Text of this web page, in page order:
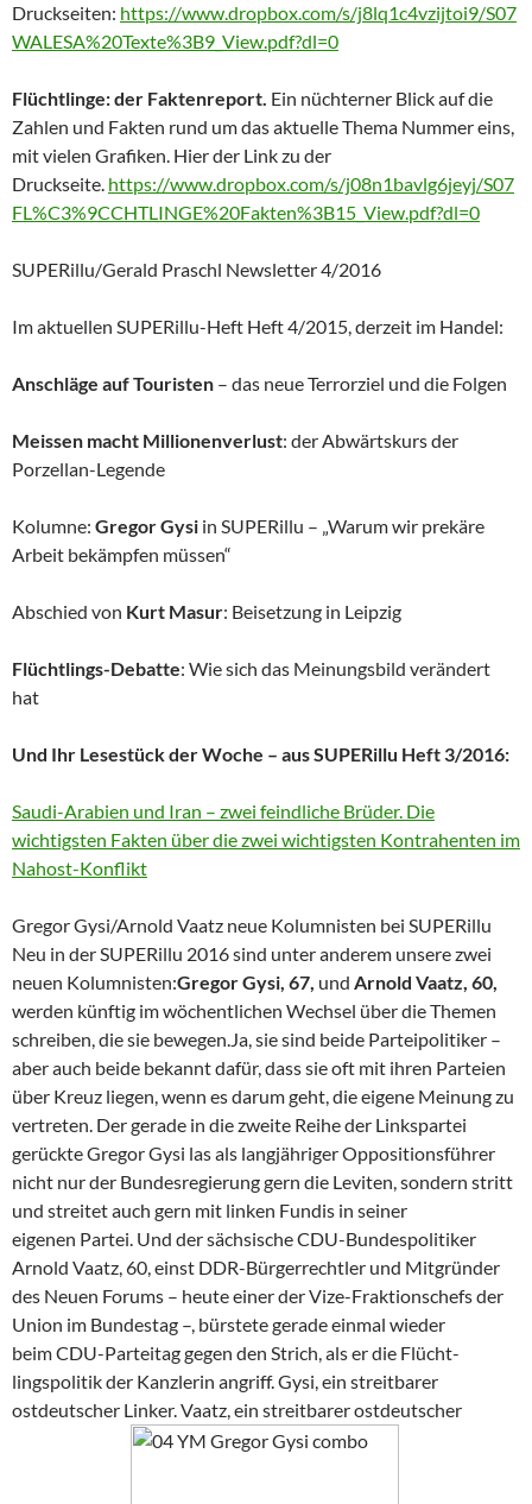
Druckseiten: https://www.dropbox.com/s/j8lq1c4vzijtoi9/S07
WALESA%20Texte%3B9_View.pdf?dl=0
Flüchtlinge: der Faktenreport. Ein nüchterner Blick auf die
Zahlen und Fakten rund um das aktuelle Thema Nummer eins,
mit vielen Grafiken. Hier der Link zu der
Druckseite. https://www.dropbox.com/s/j08n1bavlg6jeyj/S07
FL%C3%9CCHTLINGE%20Fakten%3B15_View.pdf?dl=0
SUPERillu/Gerald Praschl Newsletter 4/2016
Im aktuellen SUPERillu-Heft Heft 4/2015, derzeit im Handel:
Anschläge auf Touristen – das neue Terrorziel und die Folgen
Meissen macht Millionenverlust: der Abwärtskurs der
Porzellan-Legende
Kolumne: Gregor Gysi in SUPERillu – „Warum wir prekäre
Arbeit bekämpfen müssen“
Abschied von Kurt Masur: Beisetzung in Leipzig
Flüchtlings-Debatte: Wie sich das Meinungsbild verändert
hat
Und Ihr Lesestück der Woche – aus SUPERillu Heft 3/2016:
Saudi-Arabien und Iran – zwei feindliche Brüder. Die
wichtigsten Fakten über die zwei wichtigsten Kontrahenten im
Nahost-Konflikt
Gregor Gysi/Arnold Vaatz neue Kolumnisten bei SUPERillu
Neu in der SUPERillu 2016 sind unter anderem unsere zwei
neuen Kolumnisten:Gregor Gysi, 67, und Arnold Vaatz, 60,
werden künftig im wöchentlichen Wechsel über die Themen
schreiben, die sie bewegen.Ja, sie sind beide Parteipolitiker –
aber auch beide bekannt dafür, dass sie oft mit ihren Parteien
über Kreuz liegen, wenn es darum geht, die eigene Meinung zu
vertreten. Der gerade in die zweite Reihe der Linkspartei
gerückte Gregor Gysi las als langjähriger Oppositionsführer
nicht nur der Bundesregierung gern die Leviten, sondern stritt
und streitet auch gern mit linken Fundis in seiner
eigenen Partei. Und der sächsische CDU-Bundespolitiker
Arnold Vaatz, 60, einst DDR-Bürgerrechtler und Mitgründer
des Neuen Forums – heute einer der Vize-Fraktionschefs der
Union im Bundestag –, bürstete gerade einmal wieder
beim CDU-Parteitag gegen den Strich, als er die Flücht­
lingspolitik der Kanzlerin angriff. Gysi, ein streitbarer
ostdeutscher Linker. Vaatz, ein streitbarer ostdeutscher